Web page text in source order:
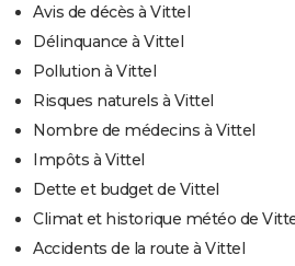
Avis de décès à Vittel
Délinquance à Vittel
Pollution à Vittel
Risques naturels à Vittel
Nombre de médecins à Vittel
Impôts à Vittel
Dette et budget de Vittel
Climat et historique météo de
Accidents de la route à Vittel